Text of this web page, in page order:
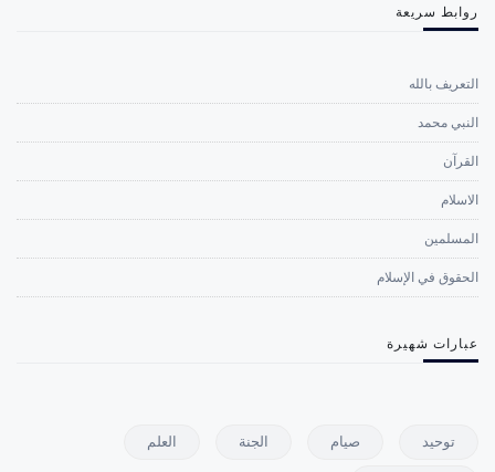
روابط سريعة
التعريف بالله
النبي محمد
القرآن
الاسلام
المسلمين
الحقوق في الإسلام
عبارات شهيرة
توحيد صيام الجنة العلم